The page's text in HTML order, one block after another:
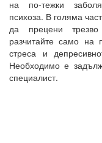
на по-тежки
психоза. В голяма
да прецени
разчитайте само на
стреса и
Необходимо е
специалист.